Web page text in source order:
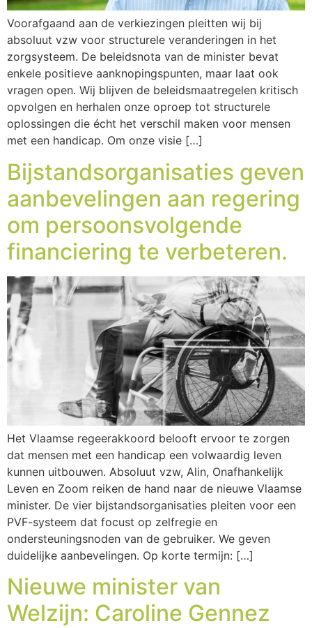
Voorafgaand aan de verkiezingen pleitten wij bij
absoluut vzw voor structurele veranderingen in het
zorgsysteem. De beleidsnota van de minister bevat
enkele positieve aanknopingspunten, maar laat ook
vragen open. Wij blijven de beleidsmaatregelen kritisch
opvolgen en herhalen onze oproep tot structurele
oplossingen die écht het verschil maken voor mensen
met een handicap. Om onze visie […]
Bijstandsorganisaties geven
aanbevelingen aan regering
om persoonsvolgende
financiering te verbeteren.
Het Vlaamse regeerakkoord belooft ervoor te zorgen
dat mensen met een handicap een volwaardig leven
kunnen uitbouwen. Absoluut vzw, Alin, Onafhankelijk
Leven en Zoom reiken de hand naar de nieuwe Vlaamse
minister. De vier bijstandsorganisaties pleiten voor een
PVF-systeem dat focust op zelfregie en
ondersteuningsnoden van de gebruiker. We geven
duidelijke aanbevelingen. Op korte termijn: […]
Nieuwe minister van
Welzijn: Caroline Gennez